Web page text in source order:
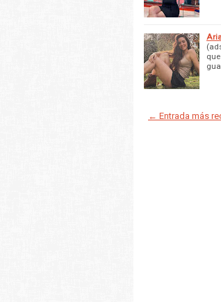
← Entrada más